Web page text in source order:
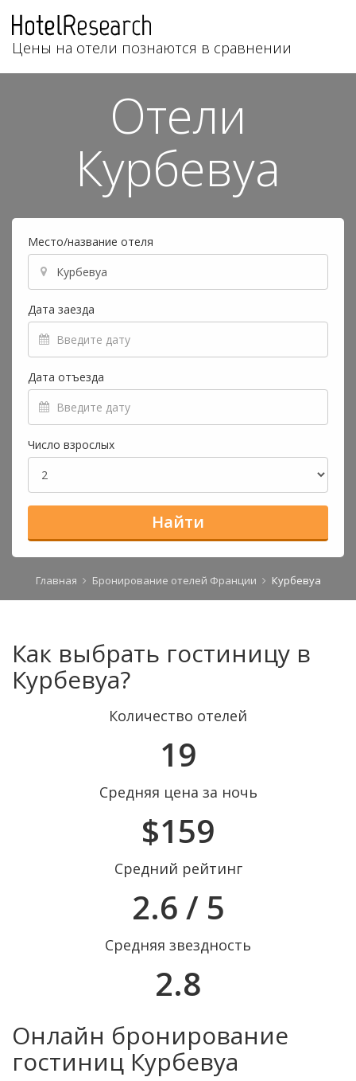
Цены на отели познаются в сравнении
Отели
Курбевуа
Место/название отеля
Дата заезда
Дата отъезда
Число взрослых
Найти
Главная Бронирование отелей Франции Курбевуа
Как выбрать гостиницу в
Курбевуа?
Количество отелей
19
Средняя цена за ночь
$159
Средний рейтинг
2.6 / 5
Средняя звездность
2.8
Онлайн бронирование
гостиниц Курбевуа